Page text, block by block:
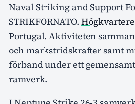
Naval Striking and Support
STRIKFORNATO.
Portugal. Aktiviteten
och markstridskrafter samt
förband under ett
ramverk.